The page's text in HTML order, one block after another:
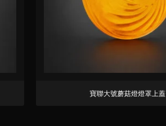
寶聯大號蘑菇燈燈罩上蓋